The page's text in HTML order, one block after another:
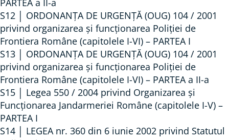
U
L
U
I
–
O
N
U
1
9
S12 │ ORDONANŢA DE URGENŢĂ (OUG) 104 / 2001
privind organizarea şi funcţionarea Poliţiei de
Frontiera Române (capitolele I-VI) – PARTEA I
S13 │ ORDONANŢA DE URGENŢĂ (OUG) 104 / 2001
privind organizarea şi funcţionarea Poliţiei de
Frontiera Române (capitolele I-VI) – PARTEA a II-a
S15 │ Legea 550 / 2004 privind Organizarea și
Funcționarea Jandarmeriei Române (capitolele I-V) –
PARTEA I
S14 │ LEGEA nr. 360 din 6 iunie 2002 privind Statutul